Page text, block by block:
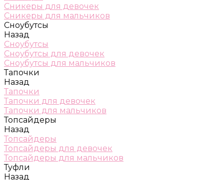
Сникеры для девочек
Сникеры для мальчиков
Сноубутсы
Назад
Сноубутсы
Сноубутсы для девочек
Сноубутсы для мальчиков
Тапочки
Назад
Тапочки
Тапочки для девочек
Тапочки для мальчиков
Топсайдеры
Назад
Топсайдеры
Топсайдеры для девочек
Топсайдеры для мальчиков
Туфли
Назад